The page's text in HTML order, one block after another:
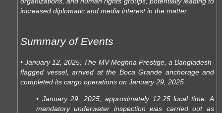
increased diplomatic and media interest in the matter.
Summary of Events
• January 12, 2025: The MV Meghna Prestige, a Bangladesh-
flagged vessel, arrived at the Boca Grande anchorage and
completed its cargo operations on January 29, 2025.
• January 29, 2025, approximately 12:25 local time: A
mandatory underwater inspection was carried out as